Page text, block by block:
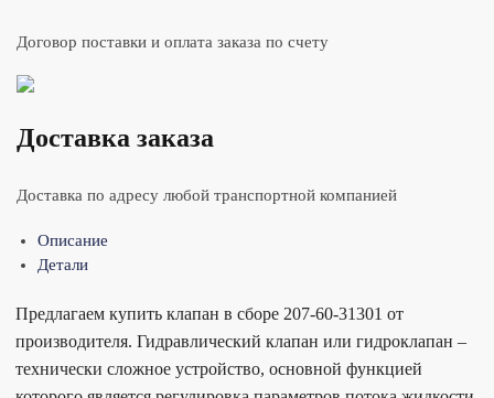
Договор поставки и оплата заказа по счету
Доставка заказа
Доставка по адресу любой транспортной компанией
Описание
Детали
Предлагаем купить клапан в сборе 207-60-31301 от
производителя. Гидравлический клапан или гидроклапан –
технически сложное устройство, основной функцией